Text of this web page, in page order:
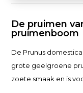
De pruimen
pruimenboom
De Prunus domestica
grote geelgroene
zoete smaak en is